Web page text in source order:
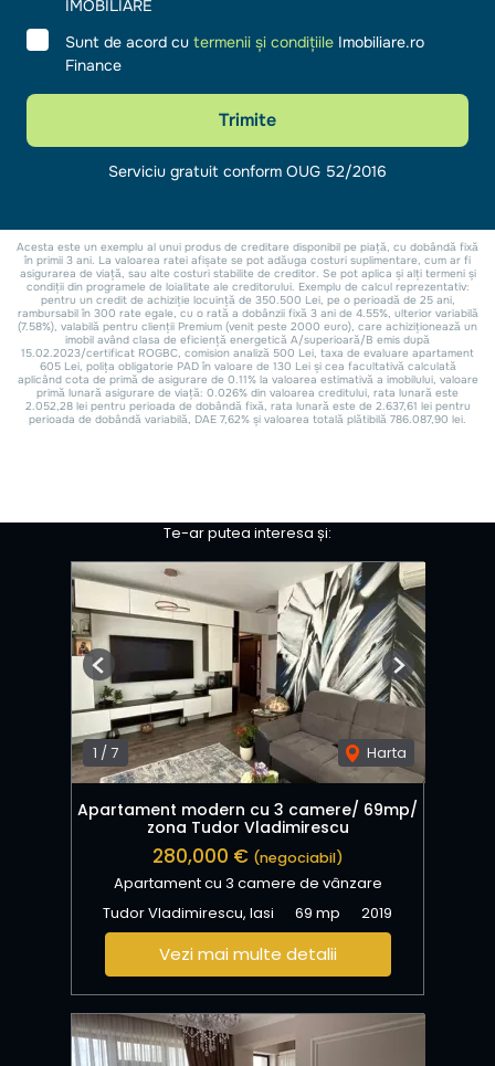
Te-ar putea interesa și:
1 / 7 Harta
Previous Next
Apartament modern cu 3 camere/ 69mp/
zona Tudor Vladimirescu
280,000 € (negociabil)
Apartament cu 3 camere de vânzare
Tudor Vladimirescu, Iasi
69 mp 2019
Vezi mai multe detalii